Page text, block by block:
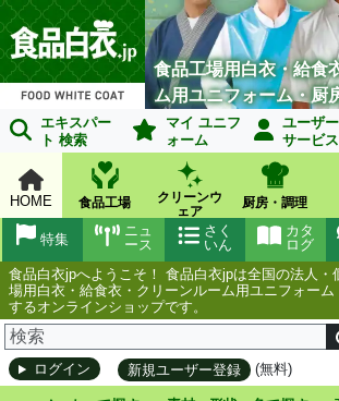
食品工場用白衣・給食
ム用ユニフォーム・厨
エキスパー
ト 検索
マイ ユニフ
ォーム
ユーザー
サービス
HOME 食品工場
クリーンウ
ェア
厨房・調理
カタ
ログ
さく
いん
ニュ
ース
特集
食品白衣jpへようこそ！ 食品白衣jpは全国の法人・
場用白衣・給食衣・クリーンルーム用ユニフォー
するオンラインショップです。
ログイン 新規ユーザー登録 (無料)